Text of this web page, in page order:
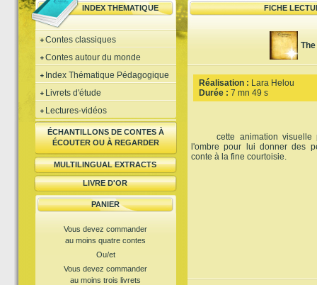
INDEX THEMATIQUE FICHE
Contes classiques
Contes autour du monde
Index Thématique Pédagogique
Livrets d'étude
Lectures-vidéos
ÉCHANTILLONS DE CONTES À
ÉCOUTER OU À REGARDER
MULTILINGUAL EXTRACTS
LIVRE D'OR
PANIER
Vous devez commander
au moins quatre contes
Ou/et
Vous devez commander
au moins trois livrets
Réalisation : Lara Helou
Durée : 7 mn 49 s
cette animation visuelle
l'ombre pour lui donner des
conte à la fine courtoisie.